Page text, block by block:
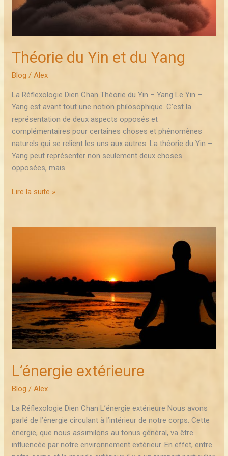
Théorie du Yin et du Yang
Blog /Alex
La Réflexologie Dien Chan Théorie du Yin – Yang Le Yin –
Yang est avant tout une notion philosophique. C’est la
représentation de deux aspects opposés et
complémentaires pour certaines choses et phénomènes
naturels qui se relient les uns aux autres. La théorie du Yin –
Yang peut représenter non seulement deux choses
opposées, mais
Lire la suite »
L’énergie extérieure
Blog /Alex
La Réflexologie Dien Chan L’énergie extérieure Nous avons
parlé de l’énergie circulant à l’intérieur de notre corps. Cette
énergie, que nous assimilons au tonus général, va être
influencée par notre environnement extérieur. En effet, entre